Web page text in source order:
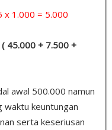
= 5.000
45.000 + 7.500 +
awal 500.000 namun
waktu keuntungan
serta keseriusan